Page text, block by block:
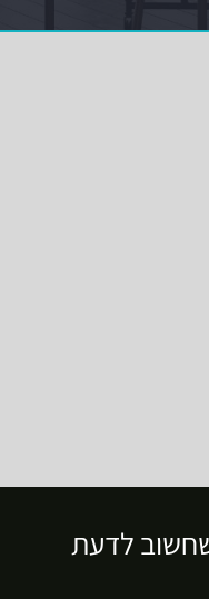
לדעת